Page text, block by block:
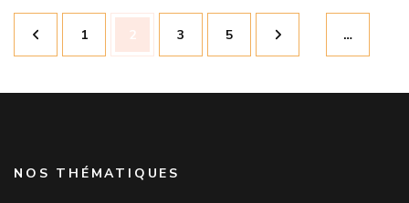
Pagination
des
Page
1 Page
2 Page
3 …
Page
5
NOS THÉMATIQUES